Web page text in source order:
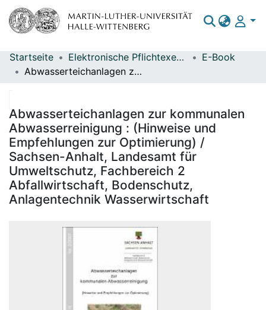
Bereiche & Sammlungen
Statistiken
Startseite Elektronische Pflichtexemplare
E-Book
Abwasserteichanlagen zur kommunalen Abwasserreinigung : (Hinweise und Empfehlungen zur Optimierung) / Sachsen-Anhalt, Landesamt für Umweltschutz, Fachbereich 2 Abfallwirtschaft, Bodenschutz, Anlagentechnik Wasserwirtschaft
Abwasserteichanlagen zur kommunalen
Abwasserreinigung : (Hinweise und
Empfehlungen zur Optimierung) /
Sachsen-Anhalt, Landesamt für
Umweltschutz, Fachbereich 2
Abfallwirtschaft, Bodenschutz,
Anlagentechnik Wasserwirtschaft